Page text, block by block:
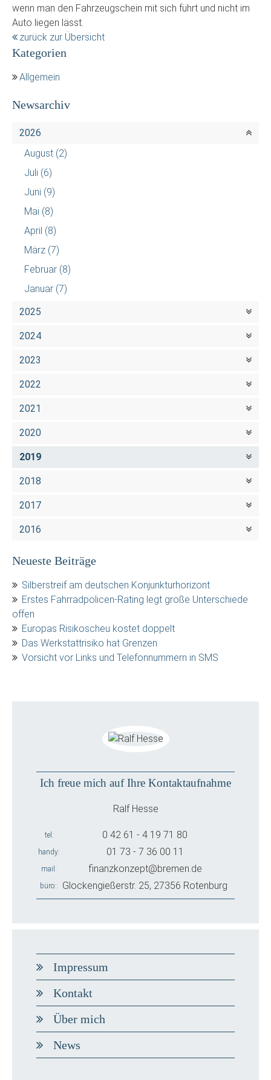
wenn man den Fahrzeugschein mit sich führt und nicht im
Auto liegen lässt.
zurück zur Übersicht
Kategorien
Allgemein
Newsarchiv
2026
August (2)
Juli (6)
Juni (9)
Mai (8)
April (8)
März (7)
Februar (8)
Januar (7)
2025
2024
2023
2022
2021
2020
2019
2018
2017
2016
Neueste Beiträge
Silberstreif am deutschen Konjunkturhorizont
Erstes Fahrradpolicen-Rating legt große Unterschiede
offen
Europas Risikoscheu kostet doppelt
Das Werkstattrisiko hat Grenzen
Vorsicht vor Links und Telefonnummern in SMS
Ich freue mich auf Ihre Kontaktaufnahme
Ralf Hesse
tel 0 42 61 - 4 19 71 80
handy 01 73 - 7 36 00 11
mail finanzkonzept@bremen.de
büro: Glockengießerstr. 25, 27356 Rotenburg
Impressum
Kontakt
Über mich
News